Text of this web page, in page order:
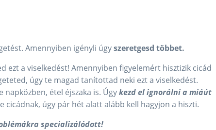
Amennyiben igényli úgyszeretgesd többet.
ezt a viselkedést! Amennyiben figyelemért hisztizik cicád
úgy te magad tanítottad neki ezt a viselkedést.
étel éjszaka is. Úgykezd el ignorálni a miáút
cicádnak, úgy pár hét alatt alább kell hagyjon a hiszti.
specializálódott!